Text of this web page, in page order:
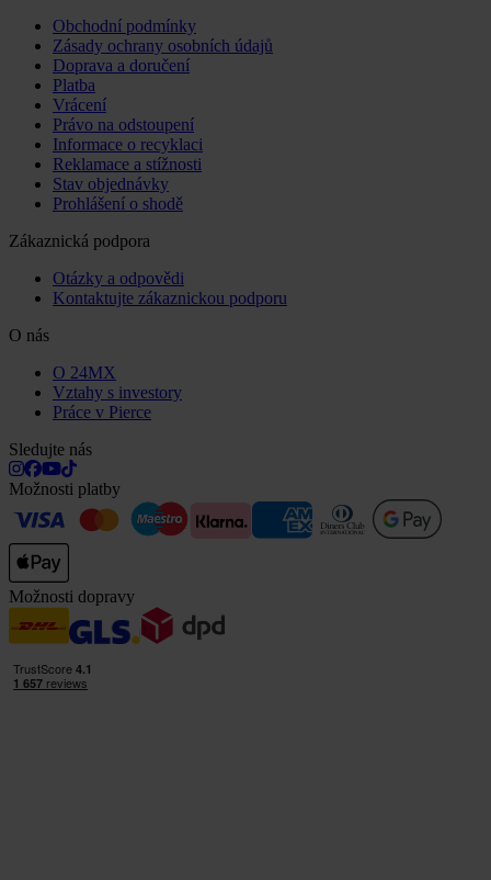
Obchodní podmínky
Zásady ochrany osobních údajů
Doprava a doručení
Platba
Vrácení
Právo na odstoupení
Informace o recyklaci
Reklamace a stížnosti
Stav objednávky
Prohlášení o shodě
Zákaznická podpora
Otázky a odpovědi
Kontaktujte zákaznickou podporu
O nás
O 24MX
Vztahy s investory
Práce v Pierce
Sledujte nás
Možnosti platby
Možnosti dopravy